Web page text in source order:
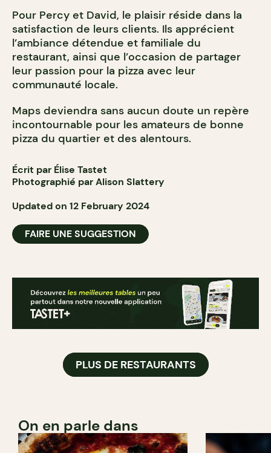
Pour Percy et David, le plaisir réside dans la
satisfaction de leurs clients. Ils apprécient
l’ambiance détendue et familiale du
restaurant, ainsi que l’occasion de partager
leur passion pour la pizza avec leur
communauté locale.
Maps deviendra sans aucun doute un repère
incontournable pour les amateurs de bonne
pizza du quartier et des alentours.
Écrit par Élise Tastet
Photographié par Alison Slattery
Updated on 12 February 2024
FAIRE UNE SUGGESTION
PLUS DE RESTAURANTS
On en parle dans